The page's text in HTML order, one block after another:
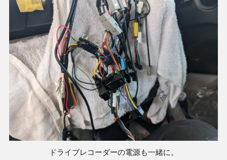
ドライブレコーダーの電源も一緒に。